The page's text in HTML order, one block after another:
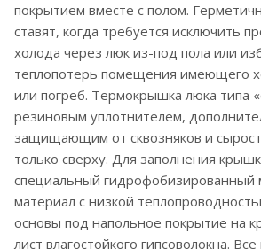
покрытием вместе с полом.
ставят, когда требуется исключить
холода через люк из-под пола или
теплопотерь помещения имеющего
или погреб. Термокрышка люка типа
резиновым уплотнителем,
защищающим от сквозняков и
только сверху. Для заполнения
специальный гидрофобизированный
материал с низкой
основы под напольное покрытие на
лист влагостойкого гипсоволокна.